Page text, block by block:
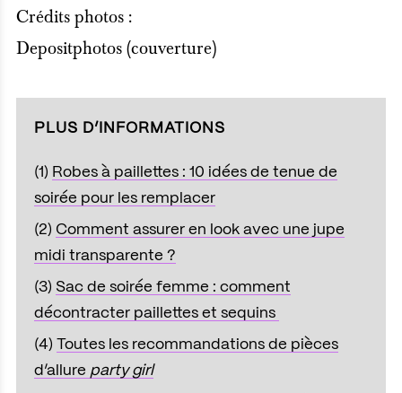
Crédits photos :
Depositphotos (couverture)
PLUS D’INFORMATIONS
(1) Robes à paillettes : 10 idées de tenue de
soirée pour les remplacer
(2) Comment assurer en look avec une jupe
midi transparente ?
(3) Sac de soirée femme : comment
décontracter paillettes et sequins
(4) Toutes les recommandations de pièces
d’allure party girl